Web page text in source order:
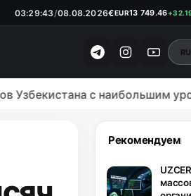
03:29:44/08.08.2026€EUR13 749.46
₽RUB146.19000.18
RU
с наибольшим
Рекомендуем